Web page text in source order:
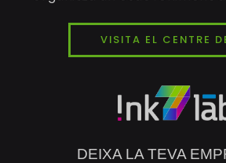
VISITA EL CENTRE
DEIXA LA TEVA